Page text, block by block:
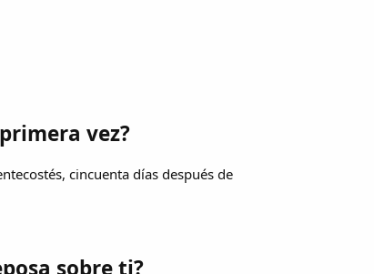
vez?
cincuenta días después de
sobre ti?